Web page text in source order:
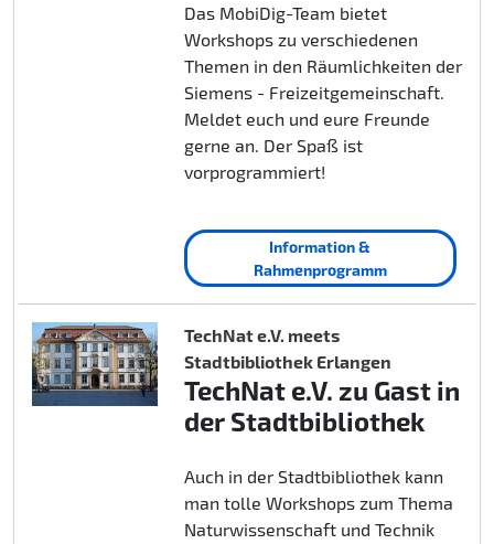
Das MobiDig-Team bietet
Workshops zu verschiedenen
Themen in den Räumlichkeiten der
Siemens - Freizeitgemeinschaft.
Meldet euch und eure Freunde
gerne an. Der Spaß ist
vorprogrammiert!
Information &
Rahmenprogramm
TechNat e.V. meets
Stadtbibliothek Erlangen
TechNat e.V. zu Gast in
der Stadtbibliothek
Auch in der Stadtbibliothek kann
man tolle Workshops zum Thema
Naturwissenschaft und Technik